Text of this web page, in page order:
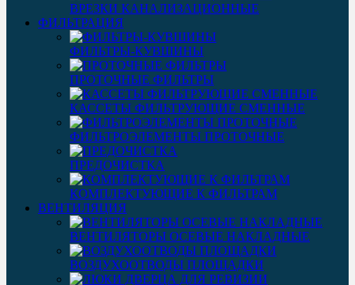
ВРЕЗКИ КАНАЛИЗАЦИОННЫЕ
ФИЛЬТРАЦИЯ
ФИЛЬТРЫ-КУВШИНЫ
ПРОТОЧНЫЕ ФИЛЬТРЫ
КАССЕТЫ ФИЛЬТРУЮЩИЕ СМЕННЫЕ
ФИЛЬТРОЭЛЕМЕНТЫ ПРОТОЧНЫЕ
ПРЕДОЧИСТКА
КОМПЛЕКТУЮЩИЕ К ФИЛЬТРАМ
ВЕНТИЛЯЦИЯ
ВЕНТИЛЯТОРЫ ОСЕВЫЕ НАКЛАДНЫЕ
ВОЗДУХООТВОДЫ ПЛОЩАДКИ